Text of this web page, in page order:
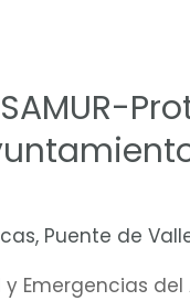
, Puente de
y Emergencias